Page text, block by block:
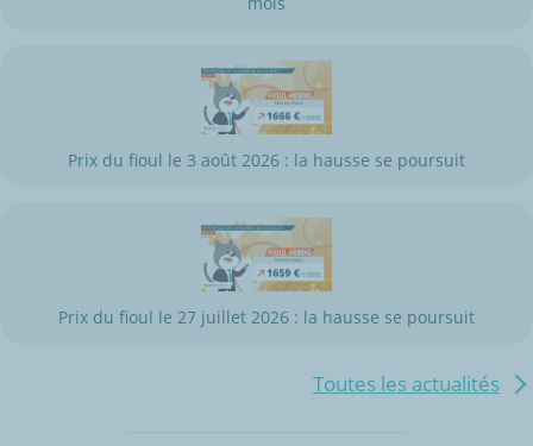
Prix du fioul le 3 août 2026 : la hausse se poursuit
Prix du fioul le 27 juillet 2026 : la hausse se poursuit
Toutes les actualités